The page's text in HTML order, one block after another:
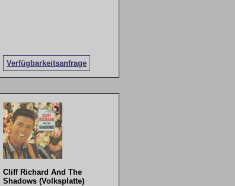
Verfügbarkeitsanfrage
Cliff Richard And The
Shadows (Volksplatte)